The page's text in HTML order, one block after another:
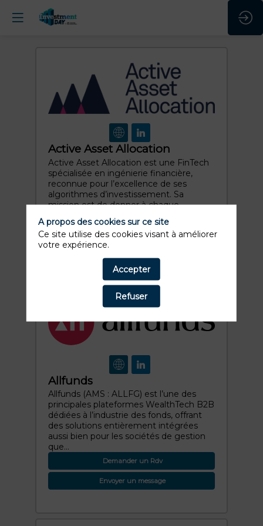
Active Asset Allocation
Active Asset Allocation est une FinTech
spécialisée en ingénierie financière,
reconnue pour l’excellence de ses
algorithmes d’investissement. Sa
mission est de donner à chaque
Demander un Rdv
Envoyer un message
Allfunds
Allfunds (AMS : ALLFG) est l’une des
principales plateformes WealthTech B2B
dédiées à l’industrie des fonds, offrant
des solutions entièrement intégrées
aussi bien pour les sociétés de gestion
que...
Demander un Rdv
Envoyer un message
A propos des cookies sur ce site
Ce site utilise des cookies visant à améliorer
votre expérience.
Accepter
Refuser